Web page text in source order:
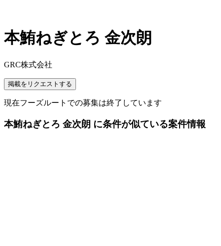
本鮪ねぎとろ 金次朗
GRC株式会社
掲載をリクエストする
現在フーズルートでの募集は終了しています
本鮪ねぎとろ 金次朗 に条件が似ている案件情報